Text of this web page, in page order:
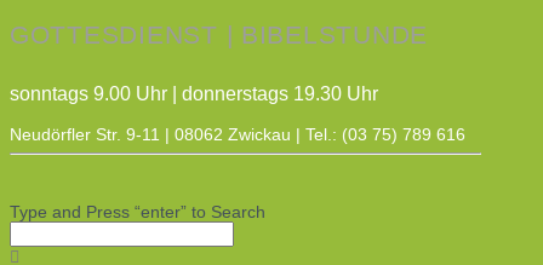
GOTTESDIENST | BIBELSTUNDE
sonntags 9.00 Uhr | donnerstags 19.30 Uhr
Neudörfler Str. 9-11 | 08062 Zwickau | Tel.: (03 75) 789 616
Type and Press “enter” to Search